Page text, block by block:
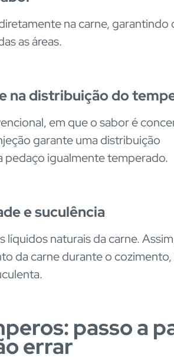
na carne, garantindo
as áreas.
na distribuição do
em que o sabor é
garante uma distribuição
pedaço igualmente temperado.
e suculência
líquidos naturais da carne.
da carne durante o
passo a
errar